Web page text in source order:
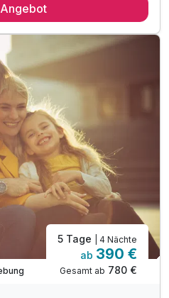
Buffet
& Zimmer
900 m entf.
oder Außenalster
5 Tage | 4 Nächte
ab 390 €
Gesamt ab 780 €